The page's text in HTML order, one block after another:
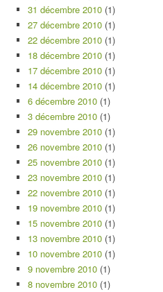
31 décembre 2010 (1)
27 décembre 2010 (1)
22 décembre 2010 (1)
18 décembre 2010 (1)
17 décembre 2010 (1)
14 décembre 2010 (1)
6 décembre 2010 (1)
3 décembre 2010 (1)
29 novembre 2010 (1)
26 novembre 2010 (1)
25 novembre 2010 (1)
23 novembre 2010 (1)
22 novembre 2010 (1)
19 novembre 2010 (1)
15 novembre 2010 (1)
13 novembre 2010 (1)
10 novembre 2010 (1)
9 novembre 2010 (1)
8 novembre 2010 (1)